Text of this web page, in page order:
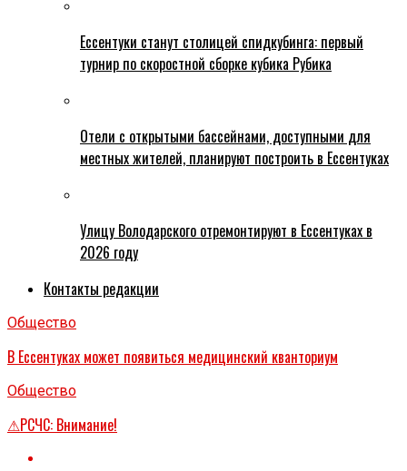
Ессентуки станут столицей спидкубинга: первый
турнир по скоростной сборке кубика Рубика
Отели с открытыми бассейнами, доступными для
местных жителей, планируют построить в Ессентуках
Улицу Володарского отремонтируют в Ессентуках в
2026 году
Контакты редакции
Общество
В Ессентуках может появиться медицинский кванториум
Общество
⚠РСЧС: Внимание!